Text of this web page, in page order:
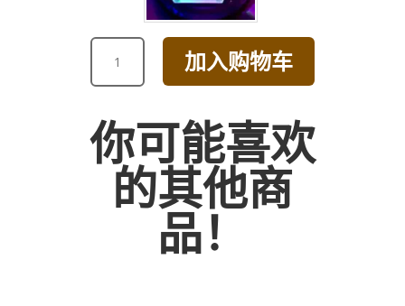
LINDOR
ASSORTED
TRUFFLES
数
量
加入购物车
你可能喜欢
的其他商
品！